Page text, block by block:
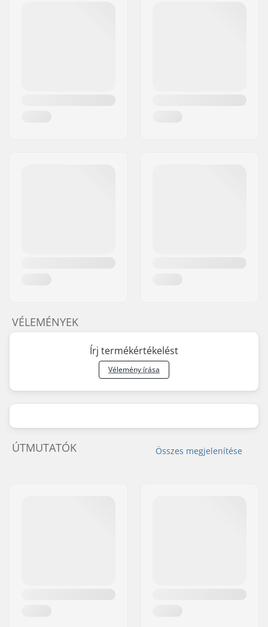
VÉLEMÉNYEK
Írj termékértékelést
Vélemény írása
Összes megjelenítése
ÚTMUTATÓK